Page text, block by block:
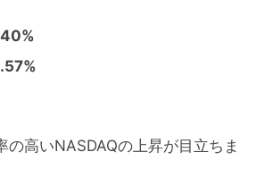
の高いNASDAQの上昇が目立ちま